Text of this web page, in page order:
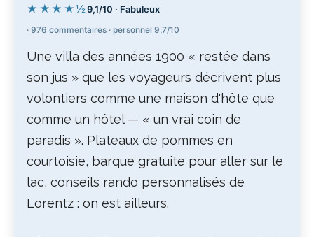
★★★★½9,1/10 · Fabuleux
· 976 commentaires · personnel 9,7/10
Une villa des années 1900 « restée dans
son jus » que les voyageurs décrivent plus
volontiers comme une maison d'hôte que
comme un hôtel — « un vrai coin de
paradis ». Plateaux de pommes en
courtoisie, barque gratuite pour aller sur le
lac, conseils rando personnalisés de
Lorentz : on est ailleurs.